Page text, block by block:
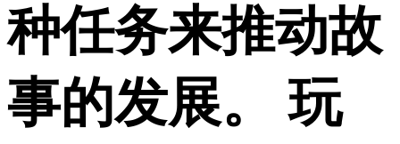
种任务来推动故
事的发展。 玩